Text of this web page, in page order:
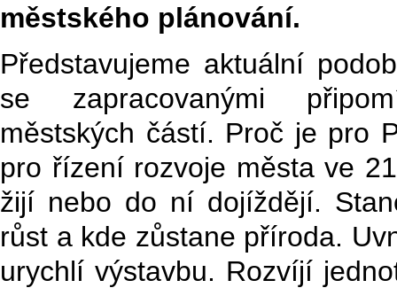
městského plánování.
Představujeme aktuální
se zapracovanými
městských částí. Proč je pro
pro řízení rozvoje města ve
žijí nebo do ní dojíždějí.
růst a kde zůstane příroda.
urychlí výstavbu. Rozvíjí